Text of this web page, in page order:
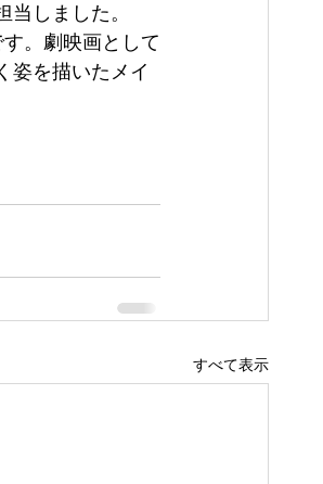
しました。
。劇映画として
姿を描いたメイ
すべて表示